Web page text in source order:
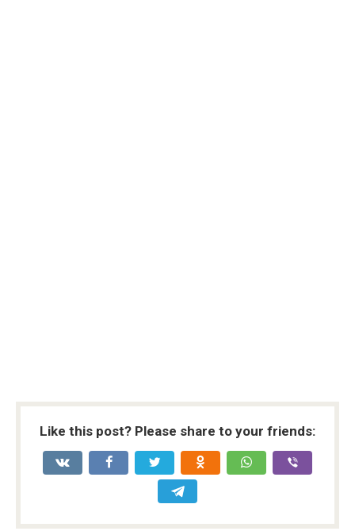
Like this post? Please share to your friends: